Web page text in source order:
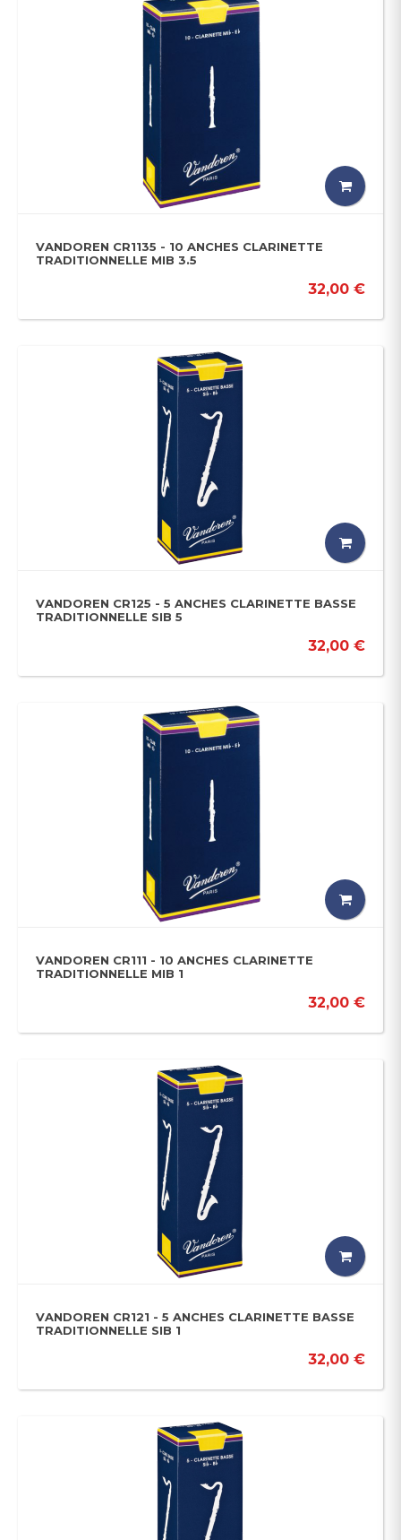
VANDOREN CR1135 - 10 ANCHES CLARINETTE
TRADITIONNELLE MIB 3.5
32,00 €
VANDOREN CR125 - 5 ANCHES CLARINETTE BASSE
TRADITIONNELLE SIB 5
32,00 €
VANDOREN CR111 - 10 ANCHES CLARINETTE
TRADITIONNELLE MIB 1
32,00 €
VANDOREN CR121 - 5 ANCHES CLARINETTE BASSE
TRADITIONNELLE SIB 1
32,00 €